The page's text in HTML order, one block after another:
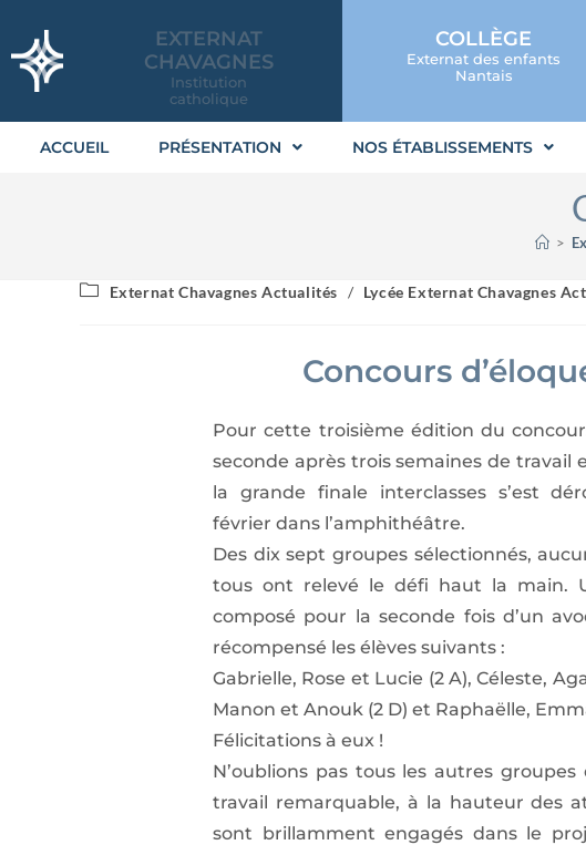
EXTERNAT
CHAVAGNES
Institution
catholique
COLLÈGE
Externat des enfants
Nantais
ACCUEIL PRÉSENTATION NOS ÉTABLISSEMENTS
>
Externat Chavagnes Actualités / Lycée Externat Chavagnes
Concours
Pour cette troisième édition du
seconde après trois semaines de travail
la grande finale interclasses s’est
février dans l’amphithéâtre.
Des dix sept groupes sélectionnés,
tous ont relevé le défi haut la main.
composé pour la seconde fois d’un
récompensé les élèves suivants :
Gabrielle, Rose et Lucie (2 A), Céleste,
Manon et Anouk (2 D) et Raphaëlle,
Félicitations à eux !
N’oublions pas tous les autres
travail remarquable, à la hauteur des
sont brillamment engagés dans le